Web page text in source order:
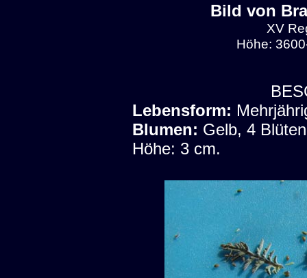
Bild von
XV
Höhe:
Lebensform:
Blumen: Gelb, 4
Höhe: 3 cm.